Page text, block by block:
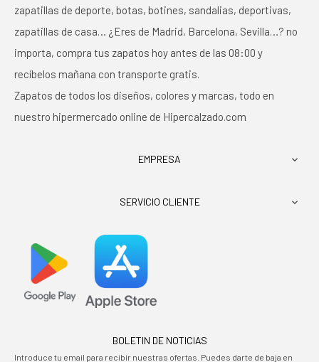
zapatillas de deporte, botas, botines, sandalias, deportivas,
zapatillas de casa… ¿Eres de Madrid, Barcelona, Sevilla…? no
importa, compra tus zapatos hoy antes de las 08:00 y
recíbelos mañana con transporte gratis.
Zapatos de todos los diseños, colores y marcas, todo en
nuestro hipermercado online de Hipercalzado.com
EMPRESA 
SERVICIO CLIENTE 
BOLETIN DE NOTICIAS
Introduce tu email para recibir nuestras ofertas. Puedes darte de baja en